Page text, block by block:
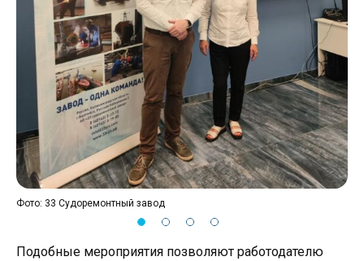
Фото: 33 Судоремонтный завод
Подобные мероприятия позволяют работодателю